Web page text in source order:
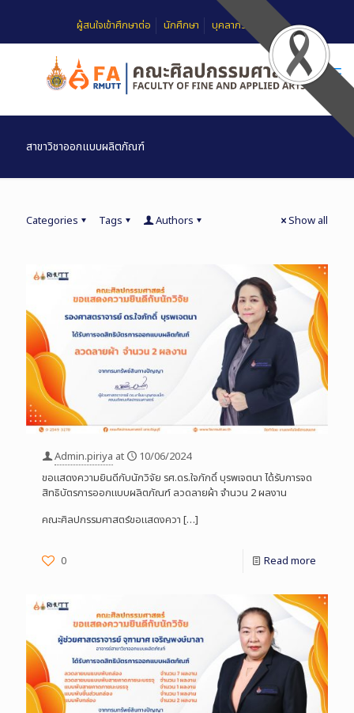
ผู้สนใจเข้าศึกษาต่อ นักศึกษา บุคลากร
สาขาวิชาออกแบบผลิตภัณฑ์
Categories Tags Authors Show all
Admin.piriya at
10/06/2024
ขอแสดงความยินดีกับนักวิจัย รศ.ดร.ใจภักดิ์ บุรพเจตนา ได้รับการจด
สิทธิบัตรการออกแบบผลิตภัณฑ์ ลวดลายผ้า จำนวน 2 ผลงาน
คณะศิลปกรรมศาสตร์ขอแสดงควา […]
0 Read more